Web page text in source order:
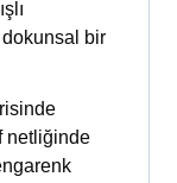
dokunsal bir
netliğinde